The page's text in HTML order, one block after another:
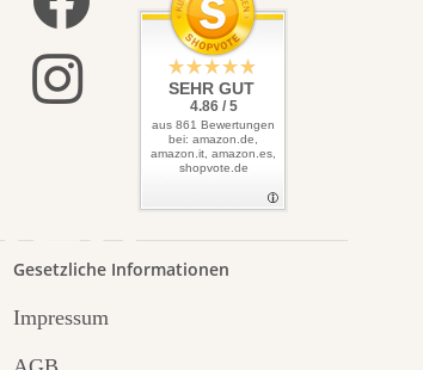
SEHR GUT
4.86 / 5
aus 861 Bewertungen
bei: amazon.de,
amazon.it, amazon.es,
shopvote.de
Gesetzliche Informationen
Impressum